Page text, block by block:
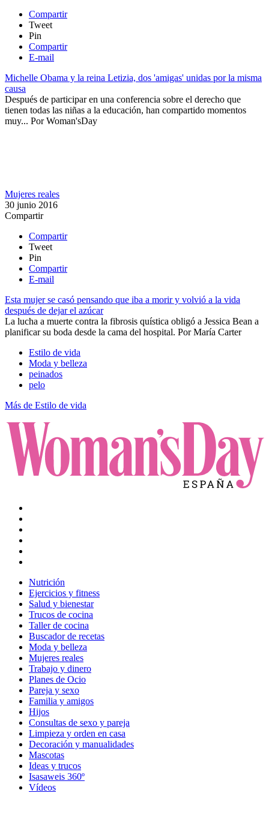
Compartir
Tweet
Pin
Compartir
E-mail
Michelle Obama y la reina Letizia, dos 'amigas' unidas por la misma
causa
Después de participar en una conferencia sobre el derecho que
tienen todas las niñas a la educación, han compartido momentos
muy... PorWoman'sDay
Mujeres reales
30 junio 2016
Compartir
Compartir
Tweet
Pin
Compartir
E-mail
Esta mujer se casó pensando que iba a morir y volvió a la vida
después de dejar el azúcar
La lucha a muerte contra la fibrosis quística obligó a Jessica Bean a
planificar su boda desde la cama del hospital. PorMaría Carter
Estilo de vida
Moda y belleza
peinados
pelo
Más de Estilo de vida
Nutrición
Ejercicios y fitness
Salud y bienestar
Trucos de cocina
Taller de cocina
Buscador de recetas
Moda y belleza
Mujeres reales
Trabajo y dinero
Planes de Ocio
Pareja y sexo
Familia y amigos
Hijos
Consultas de sexo y pareja
Limpieza y orden en casa
Decoración y manualidades
Mascotas
Ideas y trucos
Isasaweis 360º
Vídeos